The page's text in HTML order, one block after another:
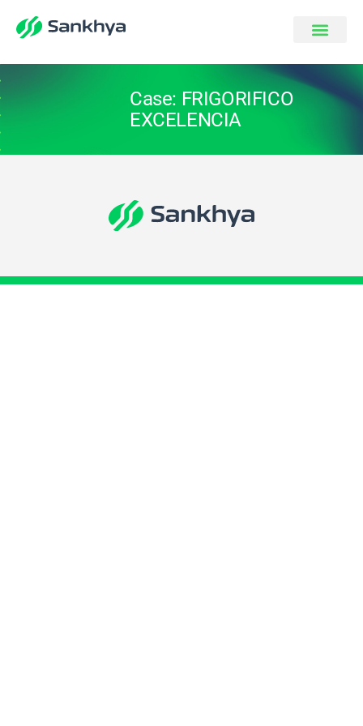
Case: FRIGORIFICO
EXCELENCIA